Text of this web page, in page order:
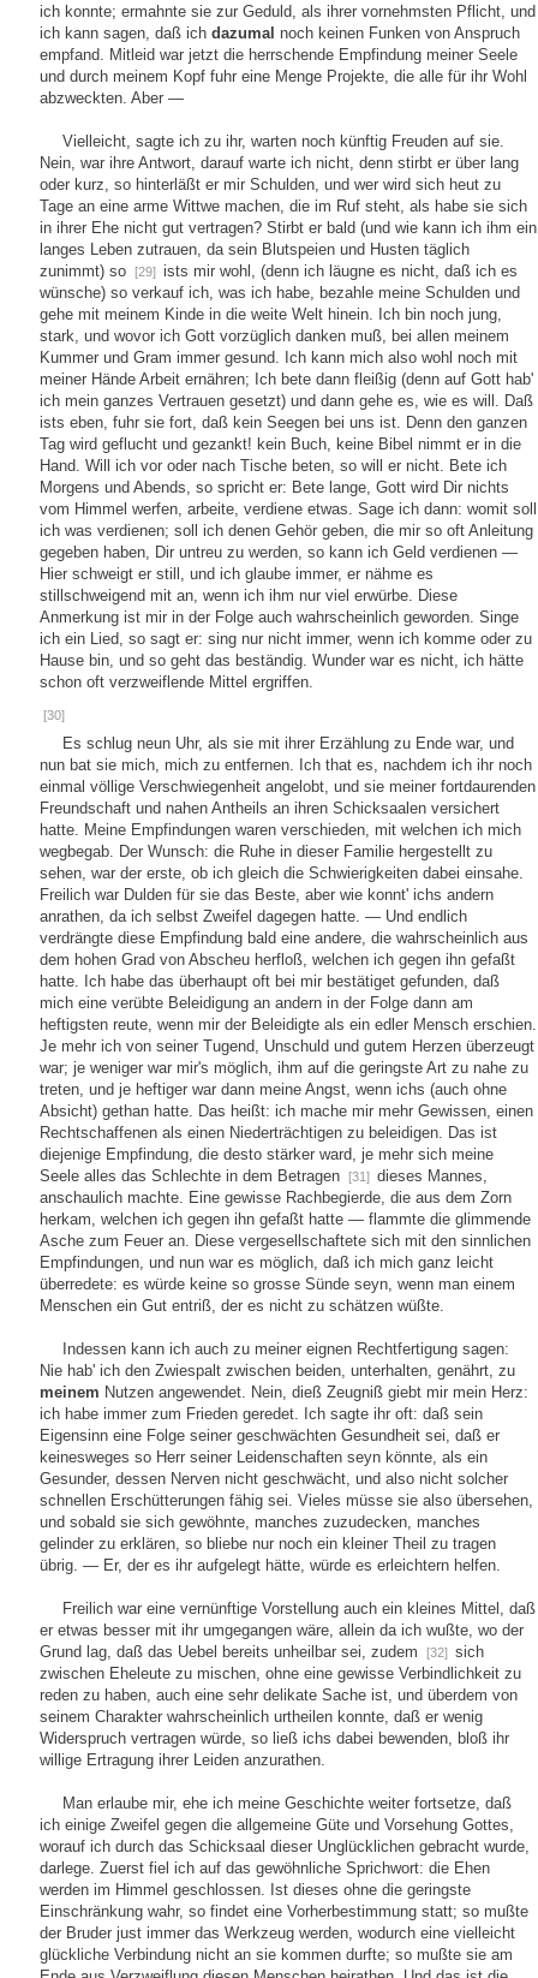
ich konnte; ermahnte sie zur Geduld, als ihrer vornehmsten Pflicht, und
ich kann sagen, daß ich dazumal noch keinen Funken von Anspruch
empfand. Mitleid war jetzt die herrschende Empfindung meiner Seele
und durch meinem Kopf fuhr eine Menge Projekte, die alle für ihr Wohl
abzweckten. Aber —
Vielleicht, sagte ich zu ihr, warten noch künftig Freuden auf sie.
Nein, war ihre Antwort, darauf warte ich nicht, denn stirbt er über lang
oder kurz, so hinterläßt er mir Schulden, und wer wird sich heut zu
Tage an eine arme Wittwe machen, die im Ruf steht, als habe sie sich
in ihrer Ehe nicht gut vertragen? Stirbt er bald (und wie kann ich ihm ein
langes Leben zutrauen, da sein Blutspeien und Husten täglich
zunimmt) so
[29] ists mir wohl, (denn ich läugne es nicht, daß ich es
wünsche) so verkauf ich, was ich habe, bezahle meine Schulden und
gehe mit meinem Kinde in die weite Welt hinein. Ich bin noch jung,
stark, und wovor ich Gott vorzüglich danken muß, bei allen meinem
Kummer und Gram immer gesund. Ich kann mich also wohl noch mit
meiner Hände Arbeit ernähren; Ich bete dann fleißig (denn auf Gott hab'
ich mein ganzes Vertrauen gesetzt) und dann gehe es, wie es will. Daß
ists eben, fuhr sie fort, daß kein Seegen bei uns ist. Denn den ganzen
Tag wird geflucht und gezankt! kein Buch, keine Bibel nimmt er in die
Hand. Will ich vor oder nach Tische beten, so will er nicht. Bete ich
Morgens und Abends, so spricht er: Bete lange, Gott wird Dir nichts
vom Himmel werfen, arbeite, verdiene etwas. Sage ich dann: womit soll
ich was verdienen; soll ich denen Gehör geben, die mir so oft Anleitung
gegeben haben, Dir untreu zu werden, so kann ich Geld verdienen —
Hier schweigt er still, und ich glaube immer, er nähme es
stillschweigend mit an, wenn ich ihm nur viel erwürbe. Diese
Anmerkung ist mir in der Folge auch wahrscheinlich geworden. Singe
ich ein Lied, so sagt er: sing nur nicht immer, wenn ich komme oder zu
Hause bin, und so geht das beständig. Wunder war es nicht, ich hätte
schon oft verzweiflende Mittel ergriffen.
[30]
Es schlug neun Uhr, als sie mit ihrer Erzählung zu Ende war, und
nun bat sie mich, mich zu entfernen. Ich that es, nachdem ich ihr noch
einmal völlige Verschwiegenheit angelobt, und sie meiner fortdaurenden
Freundschaft und nahen Antheils an ihren Schicksaalen versichert
hatte. Meine Empfindungen waren verschieden, mit welchen ich mich
wegbegab. Der Wunsch: die Ruhe in dieser Familie hergestellt zu
sehen, war der erste, ob ich gleich die Schwierigkeiten dabei einsahe.
Freilich war Dulden für sie das Beste, aber wie konnt' ichs andern
anrathen, da ich selbst Zweifel dagegen hatte. — Und endlich
verdrängte diese Empfindung bald eine andere, die wahrscheinlich aus
dem hohen Grad von Abscheu herfloß, welchen ich gegen ihn gefaßt
hatte. Ich habe das überhaupt oft bei mir bestätiget gefunden, daß
mich eine verübte Beleidigung an andern in der Folge dann am
heftigsten reute, wenn mir der Beleidigte als ein edler Mensch erschien.
Je mehr ich von seiner Tugend, Unschuld und gutem Herzen überzeugt
war; je weniger war mir's möglich, ihm auf die geringste Art zu nahe zu
treten, und je heftiger war dann meine Angst, wenn ichs (auch ohne
Absicht) gethan hatte. Das heißt: ich mache mir mehr Gewissen, einen
Rechtschaffenen als einen Niederträchtigen zu beleidigen. Das ist
diejenige Empfindung, die desto stärker ward, je mehr sich meine
Seele alles das Schlechte in dem Betragen
[31] dieses Mannes,
anschaulich machte. Eine gewisse Rachbegierde, die aus dem Zorn
herkam, welchen ich gegen ihn gefaßt hatte — flammte die glimmende
Asche zum Feuer an. Diese vergesellschaftete sich mit den sinnlichen
Empfindungen, und nun war es möglich, daß ich mich ganz leicht
überredete: es würde keine so grosse Sünde seyn, wenn man einem
Menschen ein Gut entriß, der es nicht zu schätzen wüßte.
Indessen kann ich auch zu meiner eignen Rechtfertigung sagen:
Nie hab' ich den Zwiespalt zwischen beiden, unterhalten, genährt, zu
meinem Nutzen angewendet. Nein, dieß Zeugniß giebt mir mein Herz:
ich habe immer zum Frieden geredet. Ich sagte ihr oft: daß sein
Eigensinn eine Folge seiner geschwächten Gesundheit sei, daß er
keinesweges so Herr seiner Leidenschaften seyn könnte, als ein
Gesunder, dessen Nerven nicht geschwächt, und also nicht solcher
schnellen Erschütterungen fähig sei. Vieles müsse sie also übersehen,
und sobald sie sich gewöhnte, manches zuzudecken, manches
gelinder zu erklären, so bliebe nur noch ein kleiner Theil zu tragen
übrig. — Er, der es ihr aufgelegt hätte, würde es erleichtern helfen.
Freilich war eine vernünftige Vorstellung auch ein kleines Mittel, daß
er etwas besser mit ihr umgegangen wäre, allein da ich wußte, wo der
Grund lag, daß das Uebel bereits unheilbar sei, zudem
[32] sich
zwischen Eheleute zu mischen, ohne eine gewisse Verbindlichkeit zu
reden zu haben, auch eine sehr delikate Sache ist, und überdem von
seinem Charakter wahrscheinlich urtheilen konnte, daß er wenig
Widerspruch vertragen würde, so ließ ichs dabei bewenden, bloß ihr
willige Ertragung ihrer Leiden anzurathen.
Man erlaube mir, ehe ich meine Geschichte weiter fortsetze, daß
ich einige Zweifel gegen die allgemeine Güte und Vorsehung Gottes,
worauf ich durch das Schicksaal dieser Unglücklichen gebracht wurde,
darlege. Zuerst fiel ich auf das gewöhnliche Sprichwort: die Ehen
werden im Himmel geschlossen. Ist dieses ohne die geringste
Einschränkung wahr, so findet eine Vorherbestimmung statt; so mußte
der Bruder just immer das Werkzeug werden, wodurch eine vielleicht
glückliche Verbindung nicht an sie kommen durfte; so mußte sie am